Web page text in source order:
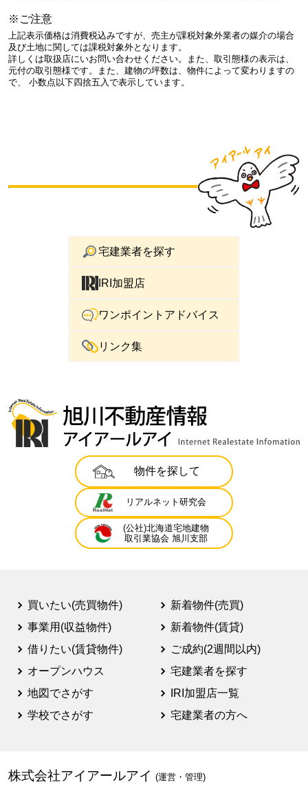
※ご注意
上記表示価格は消費税込みですが、売主が課税対象外業者の媒介の場合
及び土地に関しては課税対象外となります。
詳しくは取扱店にいお問い合わせください。また、取引態様の表示は、
元付の取引態様です。また、建物の坪数は、物件によって変わりますの
で、 小数点以下四捨五入で表示しています。
宅建業者を探す
IRI加盟店
ワンポイントアドバイス
リンク集
物件を探して
リアルネット研究会
(公社)北海道宅地建物
取引業協会 旭川支部
買いたい(売買物件)
事業用(収益物件)
借りたい(賃貸物件)
オープンハウス
地図でさがす
学校でさがす
新着物件(売買)
新着物件(賃貸)
ご成約(2週間以内)
宅建業者を探す
IRI加盟店一覧
宅建業者の方へ
株式会社アイアールアイ (運営・管理)